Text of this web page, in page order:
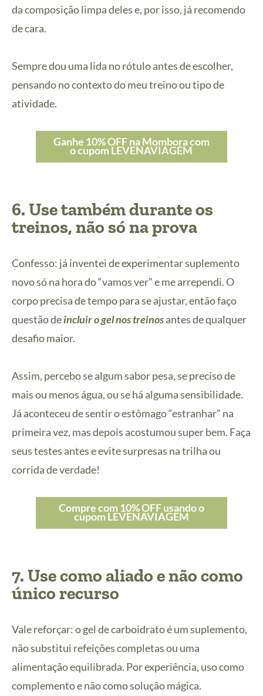
da composição limpa deles e, por isso, já recomendo
de cara.
Sempre dou uma lida no rótulo antes de escolher,
pensando no contexto do meu treino ou tipo de
atividade.
Ganhe 10% OFF na Mombora com
o cupom LEVENAVIAGEM
6. Use também durante os
treinos, não só na prova
Confesso: já inventei de experimentar suplemento
novo só na hora do “vamos ver” e me arrependi. O
corpo precisa de tempo para se ajustar, então faço
questão deincluir o gel nos treinosantes de qualquer
desafio maior.
Assim, percebo se algum sabor pesa, se preciso de
mais ou menos água, ou se há alguma sensibilidade.
Já aconteceu de sentir o estômago “estranhar” na
primeira vez, mas depois acostumou super bem. Faça
seus testes antes e evite surpresas na trilha ou
corrida de verdade!
Compre com 10% OFF usando o
cupom LEVENAVIAGEM
7. Use como aliado e não como
único recurso
Vale reforçar: o gel de carboidrato é um suplemento,
não substitui refeições completas ou uma
alimentação equilibrada. Por experiência, uso como
complemento e não como solução mágica.